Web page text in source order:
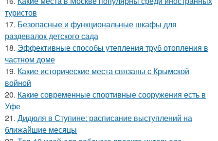
туристов
17. Безопасные и функциональные шкафы для
раздевалок детского сада
18. Эффективные способы утепления труб отопления в
частном доме
19. Какие исторические места связаны с Крымской
войной
20. Какие современные спортивные сооружения есть в
Уфе
21. Дидюля в Ступине: расписание выступлений на
ближайшие месяцы